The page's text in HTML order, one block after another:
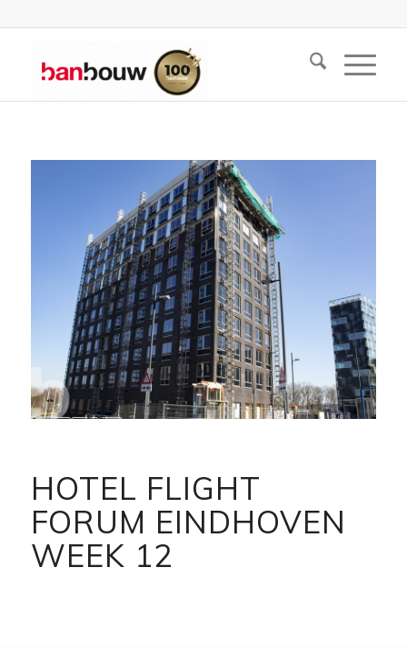
HOTEL FLIGHT
FORUM EINDHOVEN
WEEK 12